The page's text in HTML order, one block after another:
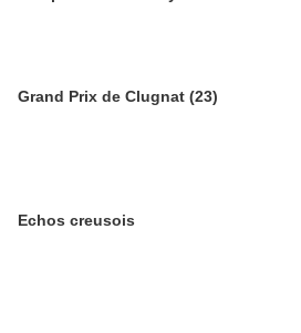
Grand Prix de Clugnat (23)
Echos creusois